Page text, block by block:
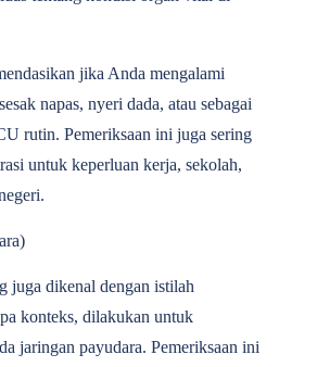
jika Anda mengalami
napas, nyeri dada, atau sebagai
rutin. Pemeriksaan ini juga sering
untuk keperluan kerja, sekolah,
juga dikenal dengan istilah
konteks, dilakukan untuk
jaringan payudara. Pemeriksaan ini